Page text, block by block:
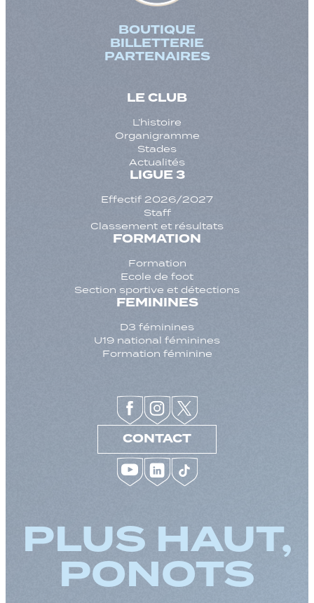
BOUTIQUE
BILLETTERIE
PARTENAIRES
LE CLUB
L’histoire
Organigramme
Stades
Actualités
LIGUE 3
Effectif 2026/2027
Staff
Classement et résultats
FORMATION
Formation
Ecole de foot
Section sportive et détections
FEMININES
D3 féminines
U19 national féminines
Formation féminine
CONTACT
PLUS HAUT,
PONOTS